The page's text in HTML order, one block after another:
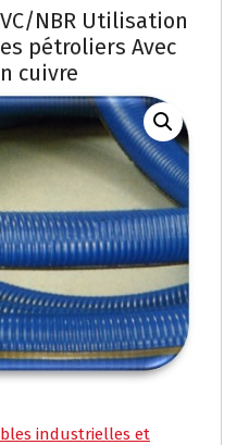
NBR Utilisation
pétroliers Avec
cuivre
industrielles et